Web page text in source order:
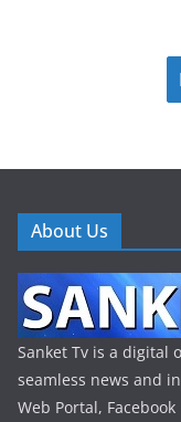
About Us
Sanket Tv is a digital
seamless news and
Web Portal,